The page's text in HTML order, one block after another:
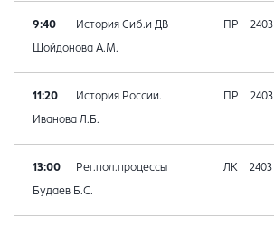
9:40 История Сиб.и ДВ ПР 2403
Шойдонова А.М.
11:20 История России. ПР 2403
Иванова Л.Б.
13:00 Рег.пол.процессы ЛК 2403
Будаев Б.С.